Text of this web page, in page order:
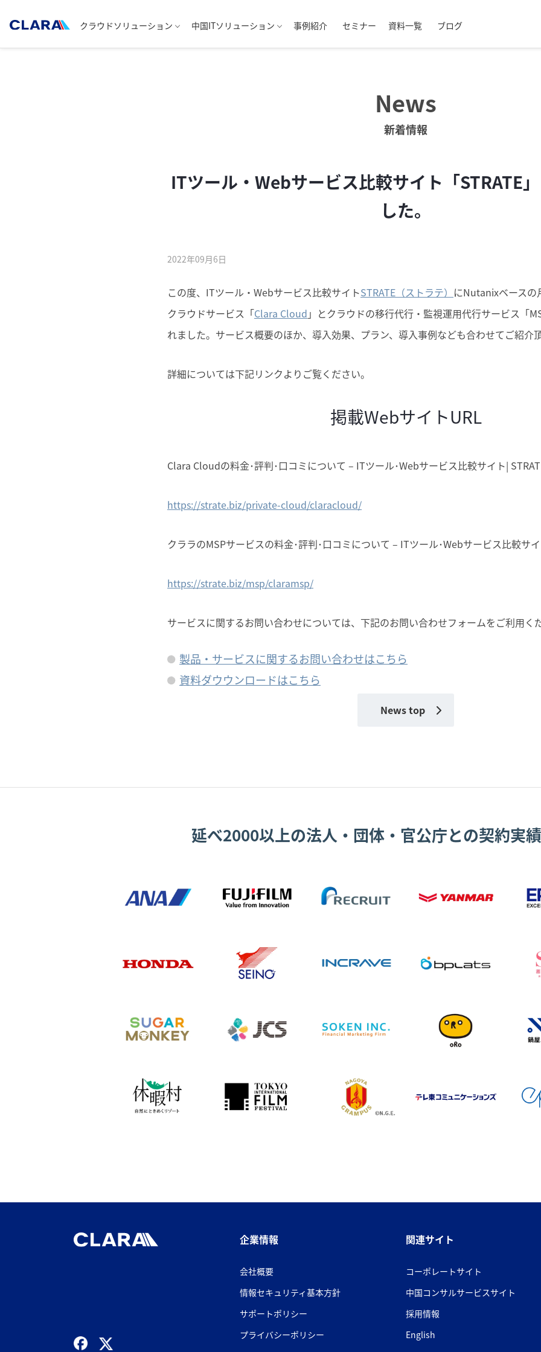
クラウドソリューション 中国ITソリューション 事例紹介 セミナー 資料一覧 ブログ
News
新着情報
ITツール・Webサービス比較サイト「STRATE
した。
2022年09月6日
この度、ITツール・Webサービス比較サイトSTRATE（ストラテ） にNutanixベースの
クラウドサービス「Clara Cloud 」とクラウドの移行代行・監視運用代行サービス「
れました。サービス概要のほか、導入効果、プラン、導入事例なども合わせてご紹介
詳細については下記リンクよりご覧ください。
掲載WebサイトURL
Clara Cloudの料金･評判･口コミについて – ITツール･Webサービス比較サイト|
https://strate.biz/private-cloud/claracloud/
クララのMSPサービスの料金･評判･口コミについて – ITツール･Webサービス比較サ
https://strate.biz/msp/claramsp/
サービスに関するお問い合わせについては、下記のお問い合わせフォームをご利用く
製品・サービスに関するお問い合わせはこちら
資料ダウウンロードはこちら
News top
延べ2000以上の法人・団体・官公庁との契約実
企業情報
会社概要
情報セキュリティ基本方針
サポートポリシー
プライバシーポリシー
関連サイト
コーポレートサイト
中国コンサルサービスサイト
採用情報
English